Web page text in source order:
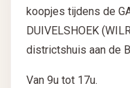
koopjes tijdens de
DUIVELSHOEK
districtshuis aan de
Van 9u tot 17u.